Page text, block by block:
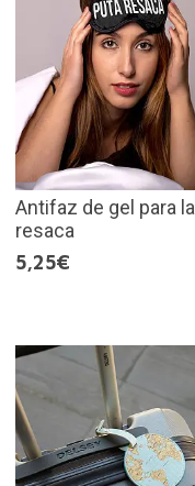
Antifaz de gel para la
resaca
5,25€